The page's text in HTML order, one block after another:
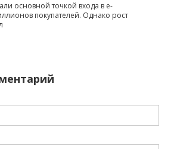
основной точкой входа в e-
покупателей. Однако рост